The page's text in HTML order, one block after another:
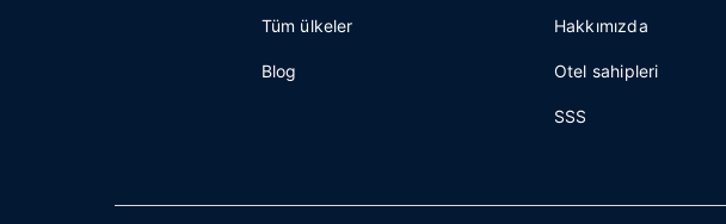
Tüm ülkeler
Blog
Hakkımızda
Otel sahipleri
SSS